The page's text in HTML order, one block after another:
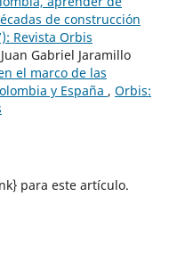
de construcción
Revista Orbis
Gabriel Jaramillo
el marco de las
y España , Orbis:
para este artículo.